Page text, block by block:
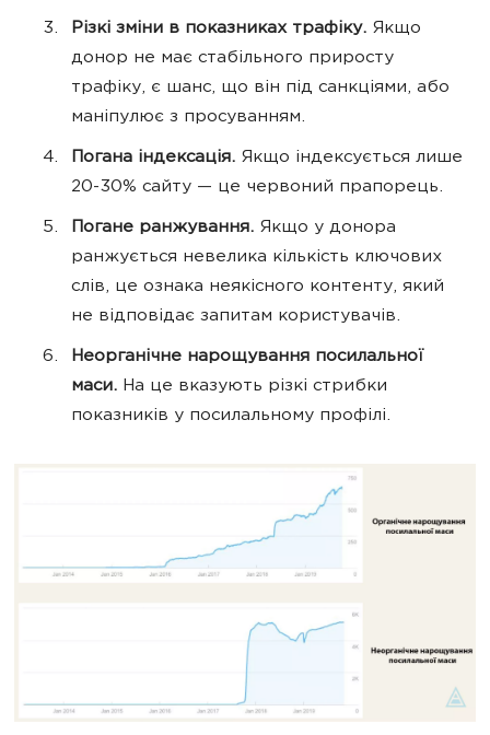
Різкі зміни в показниках трафіку. Якщо
донор не має стабільного приросту
трафіку, є шанс, що він під санкціями, або
маніпулює з просуванням.
Погана індексація. Якщо індексується лише
20-30% сайту — це червоний прапорець.
Погане ранжування. Якщо у донора
ранжується невелика кількість ключових
слів, це ознака неякісного контенту, який
не відповідає запитам користувачів.
Неорганічне нарощування посилальної
маси. На це вказують різкі стрибки
показників у посилальному профілі.